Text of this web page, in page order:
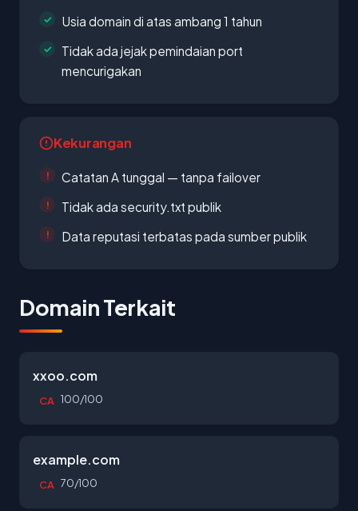
Usia domain di atas ambang 1 tahun
Tidak ada jejak pemindaian port
mencurigakan
Kekurangan
Catatan A tunggal — tanpa failover
Tidak ada security.txt publik
Data reputasi terbatas pada sumber publik
Domain Terkait
xxoo.com
CA 100/100
example.com
CA 70/100